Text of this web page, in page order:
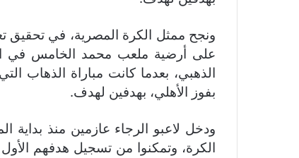
على أرضية ملعب محمد الخامس في
الذهبي، بعدما كانت مباراة الذهاب
بفوز الأهلي، بهدفين لهدف.
ودخل لاعبو الرجاء عازمين منذ